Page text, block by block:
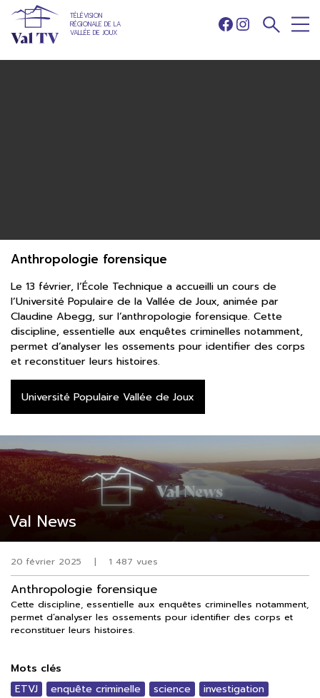
TÉLÉVISION
RÉGIONALE DE LA
VALLÉE DE JOUX
Facebook
Instagram
Val News
20 février 2025 | 1 487 vues
Anthropologie forensique
Cette discipline, essentielle aux enquêtes criminelles notamment,
permet d’analyser les ossements pour identifier des corps et
reconstituer leurs histoires.
Mots clés
ETVJ enquête criminelle science
investigation
Anthropologie forensique
Le 13 février, l’École Technique a accueilli un cours de
l’Université Populaire de la Vallée de Joux, animée par
Claudine Abegg, sur l’anthropologie forensique. Cette
discipline, essentielle aux enquêtes criminelles notamment,
permet d’analyser les ossements pour identifier des corps
et reconstituer leurs histoires.
Université Populaire Vallée de Joux